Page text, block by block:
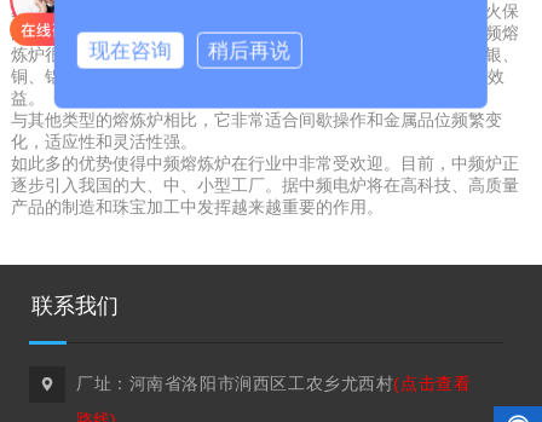
易更换坩埚。选用高纯石墨坩锅和方解石坩加温高效率比选用耐火保
温材料坩埚高得多，减少了冶炼時间，使热损害也大大减少。中频熔
炼炉很大 溫度为2800℃，非常适用冶炼白金、黄金白银、k金、银、
铜、铝主要金属材料，电气效率达到95以上，可获得理想的经济效
益。
与其他类型的熔炼炉相比，它非常适合间歇操作和金属品位频繁变
化，适应性和灵活性强。
如此多的优势使得中频熔炼炉在行业中非常受欢迎。目前，中频炉正
逐步引入我国的大、中、小型工厂。据中频电炉将在高科技、高质量
产品的制造和珠宝加工中发挥越来越重要的作用。
联系我们
 厂址：河南省洛阳市涧西区工农乡尤西村(点击查看
现在咨询 稍后再说